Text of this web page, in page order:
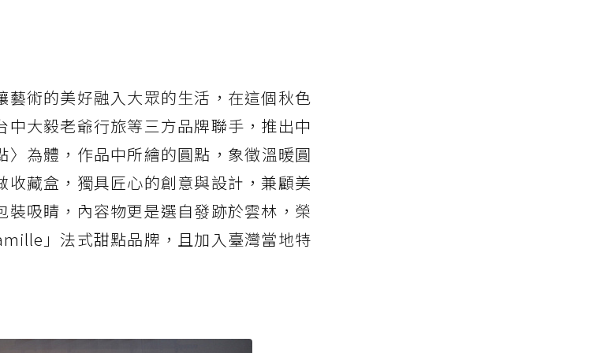
術的美好融入大眾的生活，在這個秋色
大毅老爺行旅等三方品牌聯手，推出中
〉為體，作品中所繪的圓點，象徵溫暖圓
藏盒，獨具匠心的創意與設計，兼顧美
吸睛，內容物更是選自發跡於雲林，榮
」法式甜點品牌，且加入臺灣當地特